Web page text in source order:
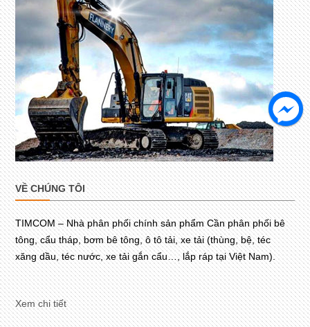
VỀ CHÚNG TÔI
TIMCOM – Nhà phân phối chính sản phẩm Cần phân phối bê
tông, cẩu tháp, bơm bê tông, ô tô tải, xe tải (thùng, bệ, téc
xăng dầu, téc nước, xe tải gắn cẩu…, lắp ráp tại Việt Nam).
Xem chi tiết